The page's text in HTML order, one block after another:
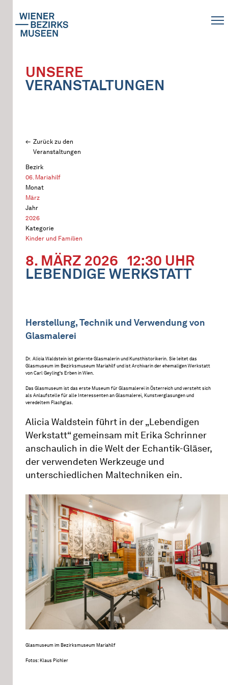
UNSERE
VERANSTALTUNGEN
Zurück zu den
Veranstaltungen
Bezirk
06. Mariahilf
Monat
März
Jahr
2026
Kategorie
Kinder und Familien
8. MÄRZ 2026 12:30 UHR
LEBENDIGE WERKSTATT
Herstellung, Technik und Verwendung von
Glasmalerei
Dr. Alicia Waldstein ist gelernte Glasmalerin und Kunsthistorikerin. Sie leitet das
Glasmuseum im Bezirksmuseum Mariahilf und ist Archivarin der ehemaligen Werkstatt
von Carl Geyling‘s Erben in Wien.
Das Glasmuseum ist das erste Museum für Glasmalerei in Österreich und versteht sich
als Anlaufstelle für alle Interessenten an Glasmalerei, Kunstverglasungen und
veredeltem Flachglas.
Alicia Waldstein führt in der „Lebendigen
Werkstatt“ gemeinsam mit Erika Schrinner
anschaulich in die Welt der Echantik-Gläser,
der verwendeten Werkzeuge und
unterschiedlichen Maltechniken ein.
Glasmuseum im Bezirksmuseum Mariahilf
Fotos: Klaus Pichler